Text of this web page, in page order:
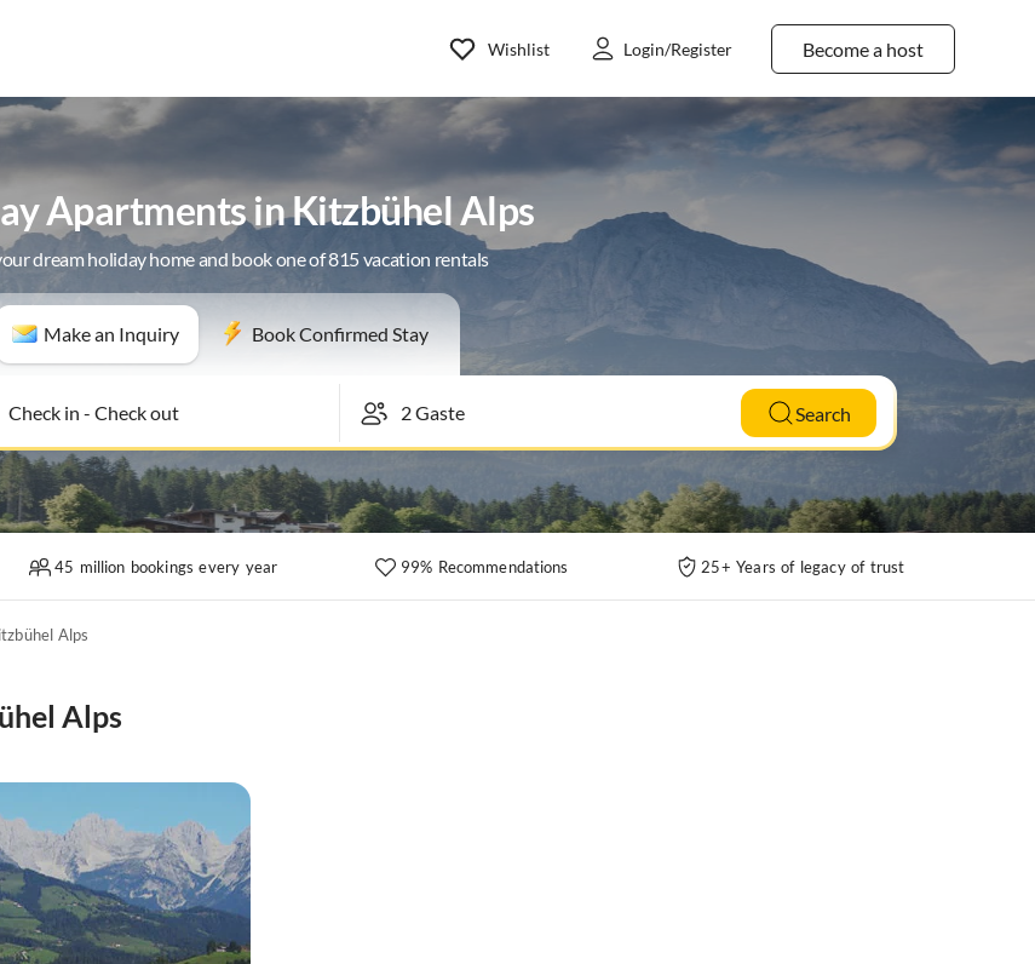
Become a host
Wishlist Login/Register
Apartments in Kitzbühel Alps
dream holiday home and book one of 815 vacation rentals
Make an Inquiry Book Confirmed Stay
Check in- Check out Search
45 million bookings every year 99% Recommendations 25+ Years of legacy of trust
Alps
Alps